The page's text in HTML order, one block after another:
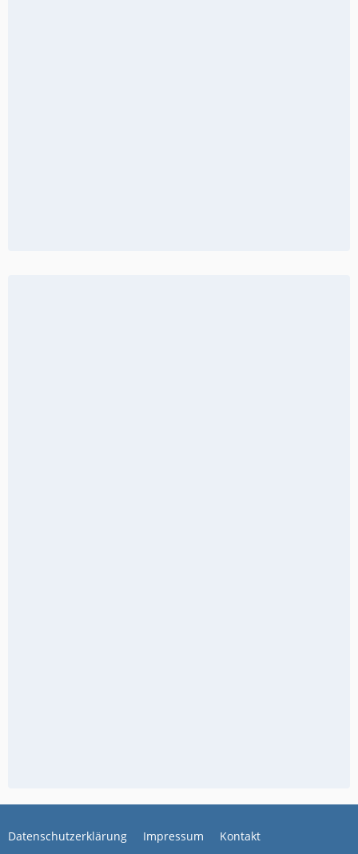
Datenschutzerklärung Impressum Kontakt